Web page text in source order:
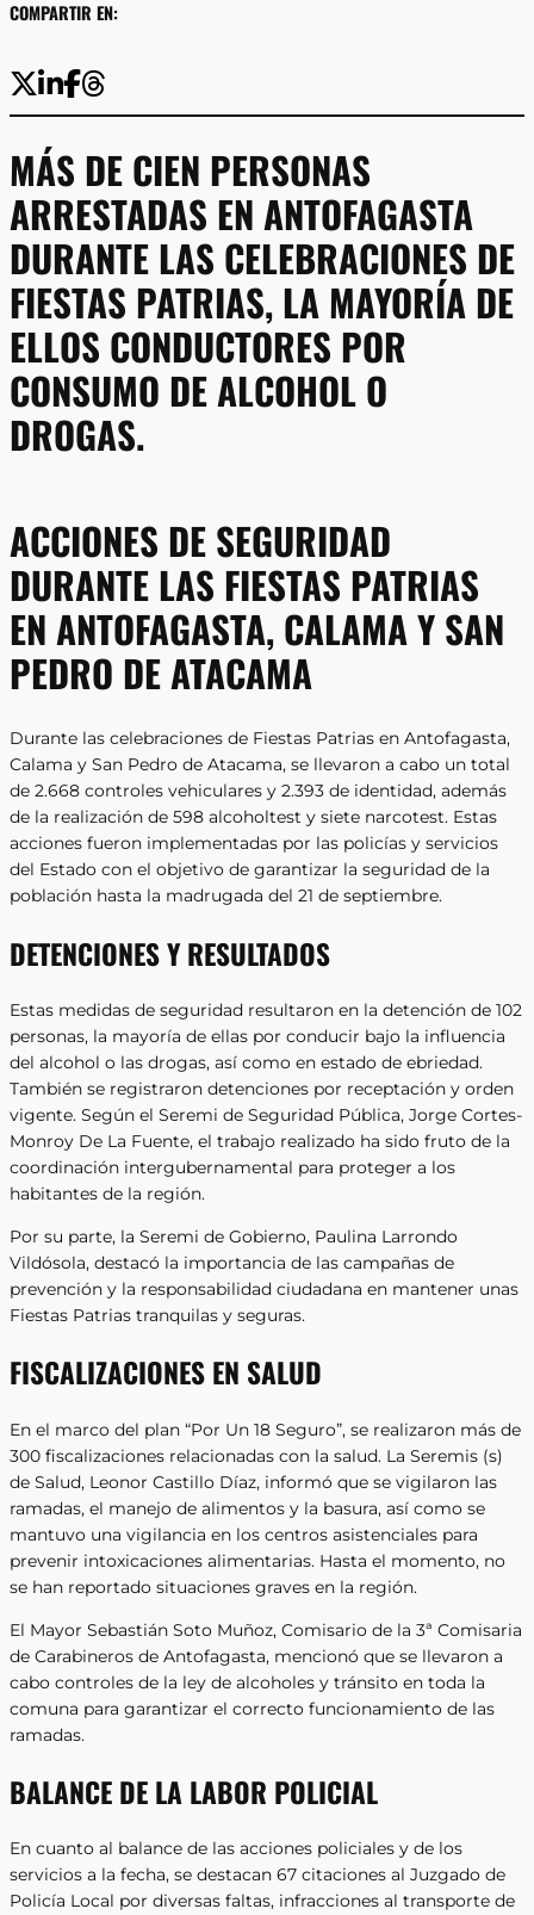
COMPARTIR EN:
MÁS DE CIEN PERSONAS
ARRESTADAS EN ANTOFAGASTA
DURANTE LAS CELEBRACIONES DE
FIESTAS PATRIAS, LA MAYORÍA DE
ELLOS CONDUCTORES POR
CONSUMO DE ALCOHOL O
DROGAS.
ACCIONES DE SEGURIDAD
DURANTE LAS FIESTAS PATRIAS
EN ANTOFAGASTA, CALAMA Y SAN
PEDRO DE ATACAMA
Durante las celebraciones de Fiestas Patrias en Antofagasta,
Calama y San Pedro de Atacama, se llevaron a cabo un total
de 2.668 controles vehiculares y 2.393 de identidad, además
de la realización de 598 alcoholtest y siete narcotest. Estas
acciones fueron implementadas por las policías y servicios
del Estado con el objetivo de garantizar la seguridad de la
población hasta la madrugada del 21 de septiembre.
DETENCIONES Y RESULTADOS
Estas medidas de seguridad resultaron en la detención de 102
personas, la mayoría de ellas por conducir bajo la influencia
del alcohol o las drogas, así como en estado de ebriedad.
También se registraron detenciones por receptación y orden
vigente. Según el Seremi de Seguridad Pública, Jorge Cortes-
Monroy De La Fuente, el trabajo realizado ha sido fruto de la
coordinación intergubernamental para proteger a los
habitantes de la región.
Por su parte, la Seremi de Gobierno, Paulina Larrondo
Vildósola, destacó la importancia de las campañas de
prevención y la responsabilidad ciudadana en mantener unas
Fiestas Patrias tranquilas y seguras.
FISCALIZACIONES EN SALUD
En el marco del plan “Por Un 18 Seguro”, se realizaron más de
300 fiscalizaciones relacionadas con la salud. La Seremis (s)
de Salud, Leonor Castillo Díaz, informó que se vigilaron las
ramadas, el manejo de alimentos y la basura, así como se
mantuvo una vigilancia en los centros asistenciales para
prevenir intoxicaciones alimentarias. Hasta el momento, no
se han reportado situaciones graves en la región.
El Mayor Sebastián Soto Muñoz, Comisario de la 3ª Comisaria
de Carabineros de Antofagasta, mencionó que se llevaron a
cabo controles de la ley de alcoholes y tránsito en toda la
comuna para garantizar el correcto funcionamiento de las
ramadas.
BALANCE DE LA LABOR POLICIAL
En cuanto al balance de las acciones policiales y de los
servicios a la fecha, se destacan 67 citaciones al Juzgado de
Policía Local por diversas faltas, infracciones al transporte de